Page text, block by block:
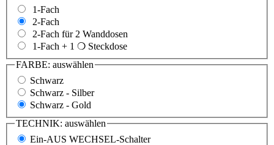
1-Fach
2-Fach
2-Fach für 2 Wanddosen
1-Fach + 1 ❍ Steckdose
FARBE: auswählen
Schwarz
Schwarz - Silber
Schwarz - Gold
TECHNIK: auswählen
Ein-AUS WECHSEL-Schalter